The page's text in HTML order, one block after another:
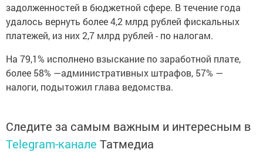
задолженностей в бюджетной сфере. В течение года
удалось вернуть более 4,2​ млрд рублей фискальных
платежей, из них 2,7​ млрд рублей - по​ налогам.
На 79,1% исполнено взыскание по заработной плате,
более 58% —административных штрафов, 57%​ —
налоги, подытожил глава ведомства.
Следите за самым важным и интересным в
Telegram-канале Татмедиа